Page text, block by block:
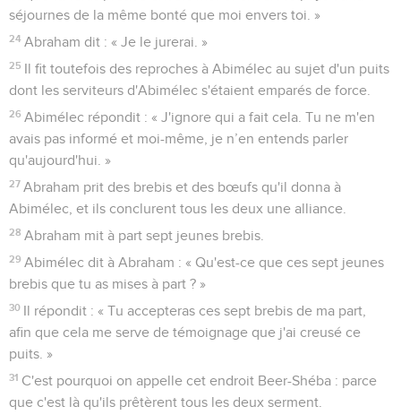
séjournes de la même bonté que moi envers toi. »
24 Abraham dit : « Je le jurerai. »
25 Il fit toutefois des reproches à Abimélec au sujet d'un puits
dont les serviteurs d'Abimélec s'étaient emparés de force.
26 Abimélec répondit : « J'ignore qui a fait cela. Tu ne m'en
avais pas informé et moi-même, je n’en entends parler
qu'aujourd'hui. »
27 Abraham prit des brebis et des bœufs qu'il donna à
Abimélec, et ils conclurent tous les deux une alliance.
28 Abraham mit à part sept jeunes brebis.
29 Abimélec dit à Abraham : « Qu'est-ce que ces sept jeunes
brebis que tu as mises à part ? »
30 Il répondit : « Tu accepteras ces sept brebis de ma part,
afin que cela me serve de témoignage que j'ai creusé ce
puits. »
31 C'est pourquoi on appelle cet endroit Beer-Shéba : parce
que c'est là qu'ils prêtèrent tous les deux serment.